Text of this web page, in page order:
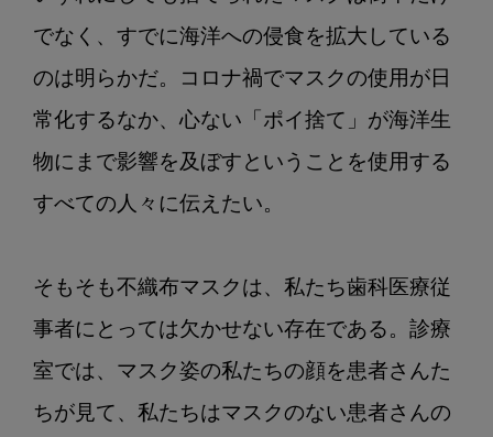
でなく、すでに海洋への侵食を拡大している
のは明らかだ。コロナ禍でマスクの使用が日
常化するなか、心ない「ポイ捨て」が海洋生
物にまで影響を及ぼすということを使用する
すべての人々に伝えたい。
そもそも不織布マスクは、私たち歯科医療従
事者にとっては欠かせない存在である。診療
室では、マスク姿の私たちの顔を患者さんた
ちが見て、私たちはマスクのない患者さんの